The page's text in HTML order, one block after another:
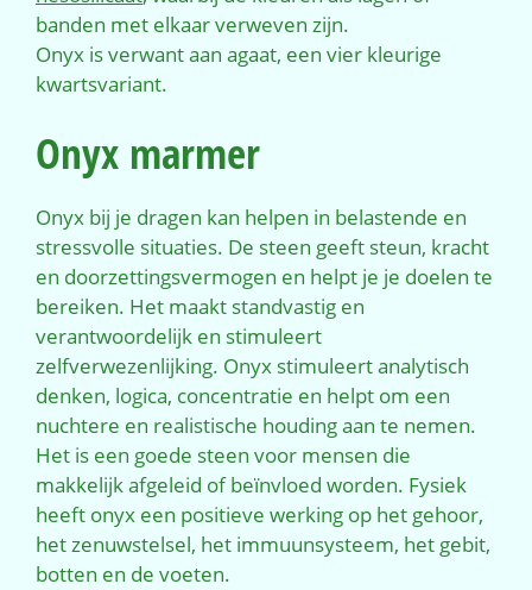
banden met elkaar verweven zijn.
Onyx is verwant aan agaat, een vier kleurige
kwartsvariant.
Onyx marmer
Onyx bij je dragen kan helpen in belastende en
stressvolle situaties. De steen geeft steun, kracht
en doorzettingsvermogen en helpt je je doelen te
bereiken. Het maakt standvastig en
verantwoordelijk en stimuleert
zelfverwezenlijking. Onyx stimuleert analytisch
denken, logica, concentratie en helpt om een
nuchtere en realistische houding aan te nemen.
Het is een goede steen voor mensen die
makkelijk afgeleid of beïnvloed worden. Fysiek
heeft onyx een positieve werking op het gehoor,
het zenuwstelsel, het immuunsysteem, het gebit,
botten en de voeten.